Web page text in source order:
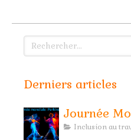
Rechercher
Derniers articles
Journée
Inclusion au